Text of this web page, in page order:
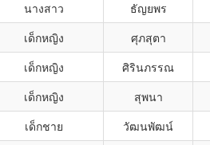
นางสาว ธัญยพร
เด็กหญิง ศุภสุตา
เด็กหญิง ศิรินภรรณ
เด็กหญิง สุพนา
เด็กชาย วัฒนพัฒน์